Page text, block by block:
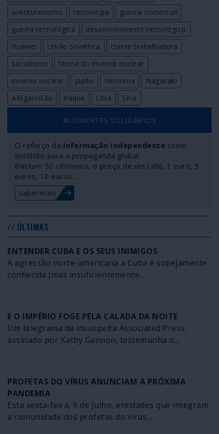
aventureirismo
tecnologia
guerra comercial
guerra tecnológica
desenvolvimento tecnológico
Huawei
União Soviética
classe trabalhadora
socialismo
teoria do inverno nuclear
inverno nuclear
Japão Hiroxima
Nagasaki
Afeganistão
Iraque Líbia Síria
ASSINANTES SOLIDÁRIOS
O reforço da Informação Independente como
antídoto para a propaganda global.
Bastam 50 cêntimos, o preço de um café, 1 euro, 5
euros, 10 euros…
saber mais
// ÚLTIMAS
ENTENDER CUBA E OS SEUS INIMIGOS
A agressão norte-americana a Cuba é sobejamente
conhecida (mas insuficientemente...
E O IMPÉRIO FOGE PELA CALADA DA NOITE
Um telegrama da insuspeita Associated Press,
assinado por Kathy Gannon, testemunha o...
PROFETAS DO VÍRUS ANUNCIAM A PRÓXIMA
PANDEMIA
Esta sexta-feira, 9 de Julho, entidades que integram
a comunidade dos profetas do vírus...